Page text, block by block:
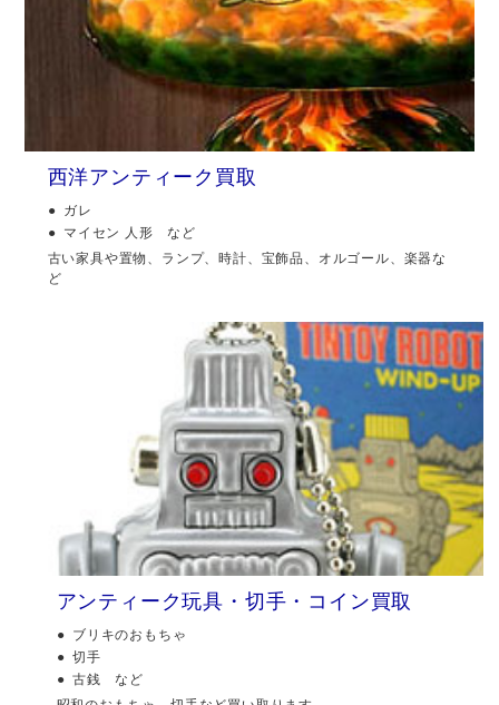
西洋アンティーク買取
ガレ
マイセン 人形 など
古い家具や置物、ランプ、時計、宝飾品、オルゴール、楽器な
ど
アンティーク玩具・切手・コイン買取
ブリキのおもちゃ
切手
古銭 など